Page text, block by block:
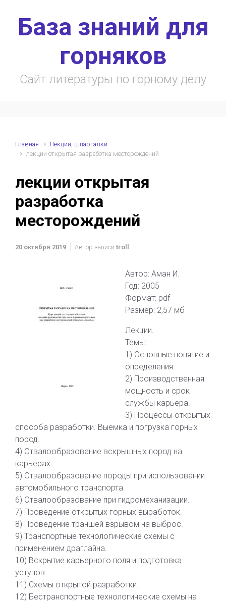
База знаний для
горняков
Сайт литературы по горному делу
Главная
Лекции, шпаргалки
лекции открытая разработка месторождений
лекции открытая
разработка
месторождений
20 октября 2019 Автор записи troll
Автор: Аман И.
Год: 2005
Формат: pdf
Размер: 2,57 мб
Лекции.
Темы:
1) Основные понятие и
определения.
2) Производственная
мощность и срок
службы карьера.
3) Процессы открытых
способа разработки. Выемка и погрузка горных
пород.
4) Отвалообразование вскрышных пород на
карьерах.
5) Отвалообразование породы при использовании
автомобильного транспорта.
6) Отвалообразование при гидромеханизации.
7) Проведение открытых горных выработок.
8) Проведение траншей взрывом на выброс.
9) Транспортные технологические схемы с
применением драглайна.
10) Вскрытие карьерного поля и подготовка
уступов.
11) Схемы открытой разработки.
12) Бестранспортные технологические схемы на